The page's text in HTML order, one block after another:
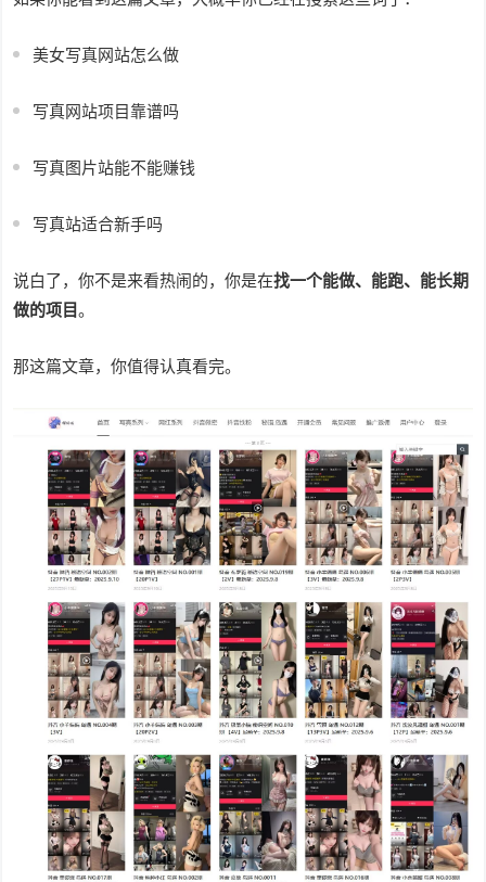
美女写真网站怎么做
写真网站项目靠谱吗
写真图片站能不能赚钱
写真站适合新手吗
说白了，你不是来看热闹的，你是在找一个能做、能跑、能长期
做的项目。
那这篇文章，你值得认真看完。